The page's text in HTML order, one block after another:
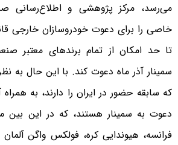
می‌رسد، مرکز پژوهشی و اطلاع‌رسانی
خاصی را برای دعوت خودروسازان خارجی
تا حد امکان از تمام برندهای معتبر
سمینار آذر ماه دعوت کند. با این حال به
که سابقه حضور در ایران را دارند، به
دعوت به سمینار هستند، که در این بین
فرانسه، هیوندایی کره، فولکس واگن آلمان